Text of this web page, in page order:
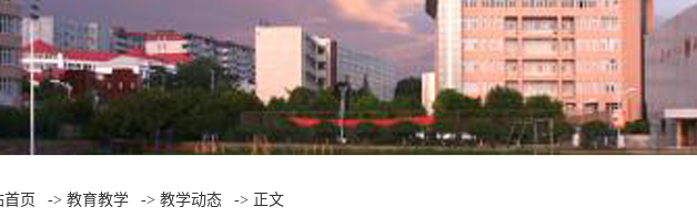
首页 -> 教育教学 -> 教学动态 -> 正文